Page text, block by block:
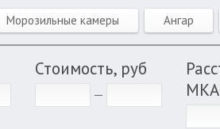
Морозильные камеры Ангар
Стоимость, руб